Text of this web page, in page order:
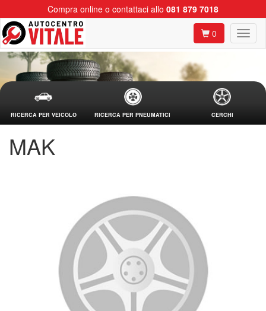
Compra online o contattaci allo 081 879 7018
0
RICERCA PER VEICOLO RICERCA PER PNEUMATICI CERCHI
MAK